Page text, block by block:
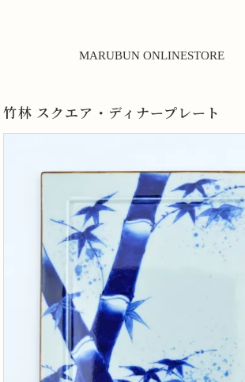
MARUBUN ONLINESTORE
竹林 スクエア・ディナープレート